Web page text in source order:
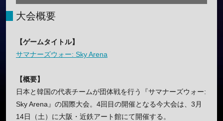
大会概要
【ゲームタイトル】
サマナーズウォー: Sky Arena
【概要】
日本と韓国の代表チームが団体戦を行う『サマナーズウォー:
Sky Arena』の国際大会。4回目の開催となる今大会は、3月
14日（土）に大阪・近鉄アート館にて開催する。